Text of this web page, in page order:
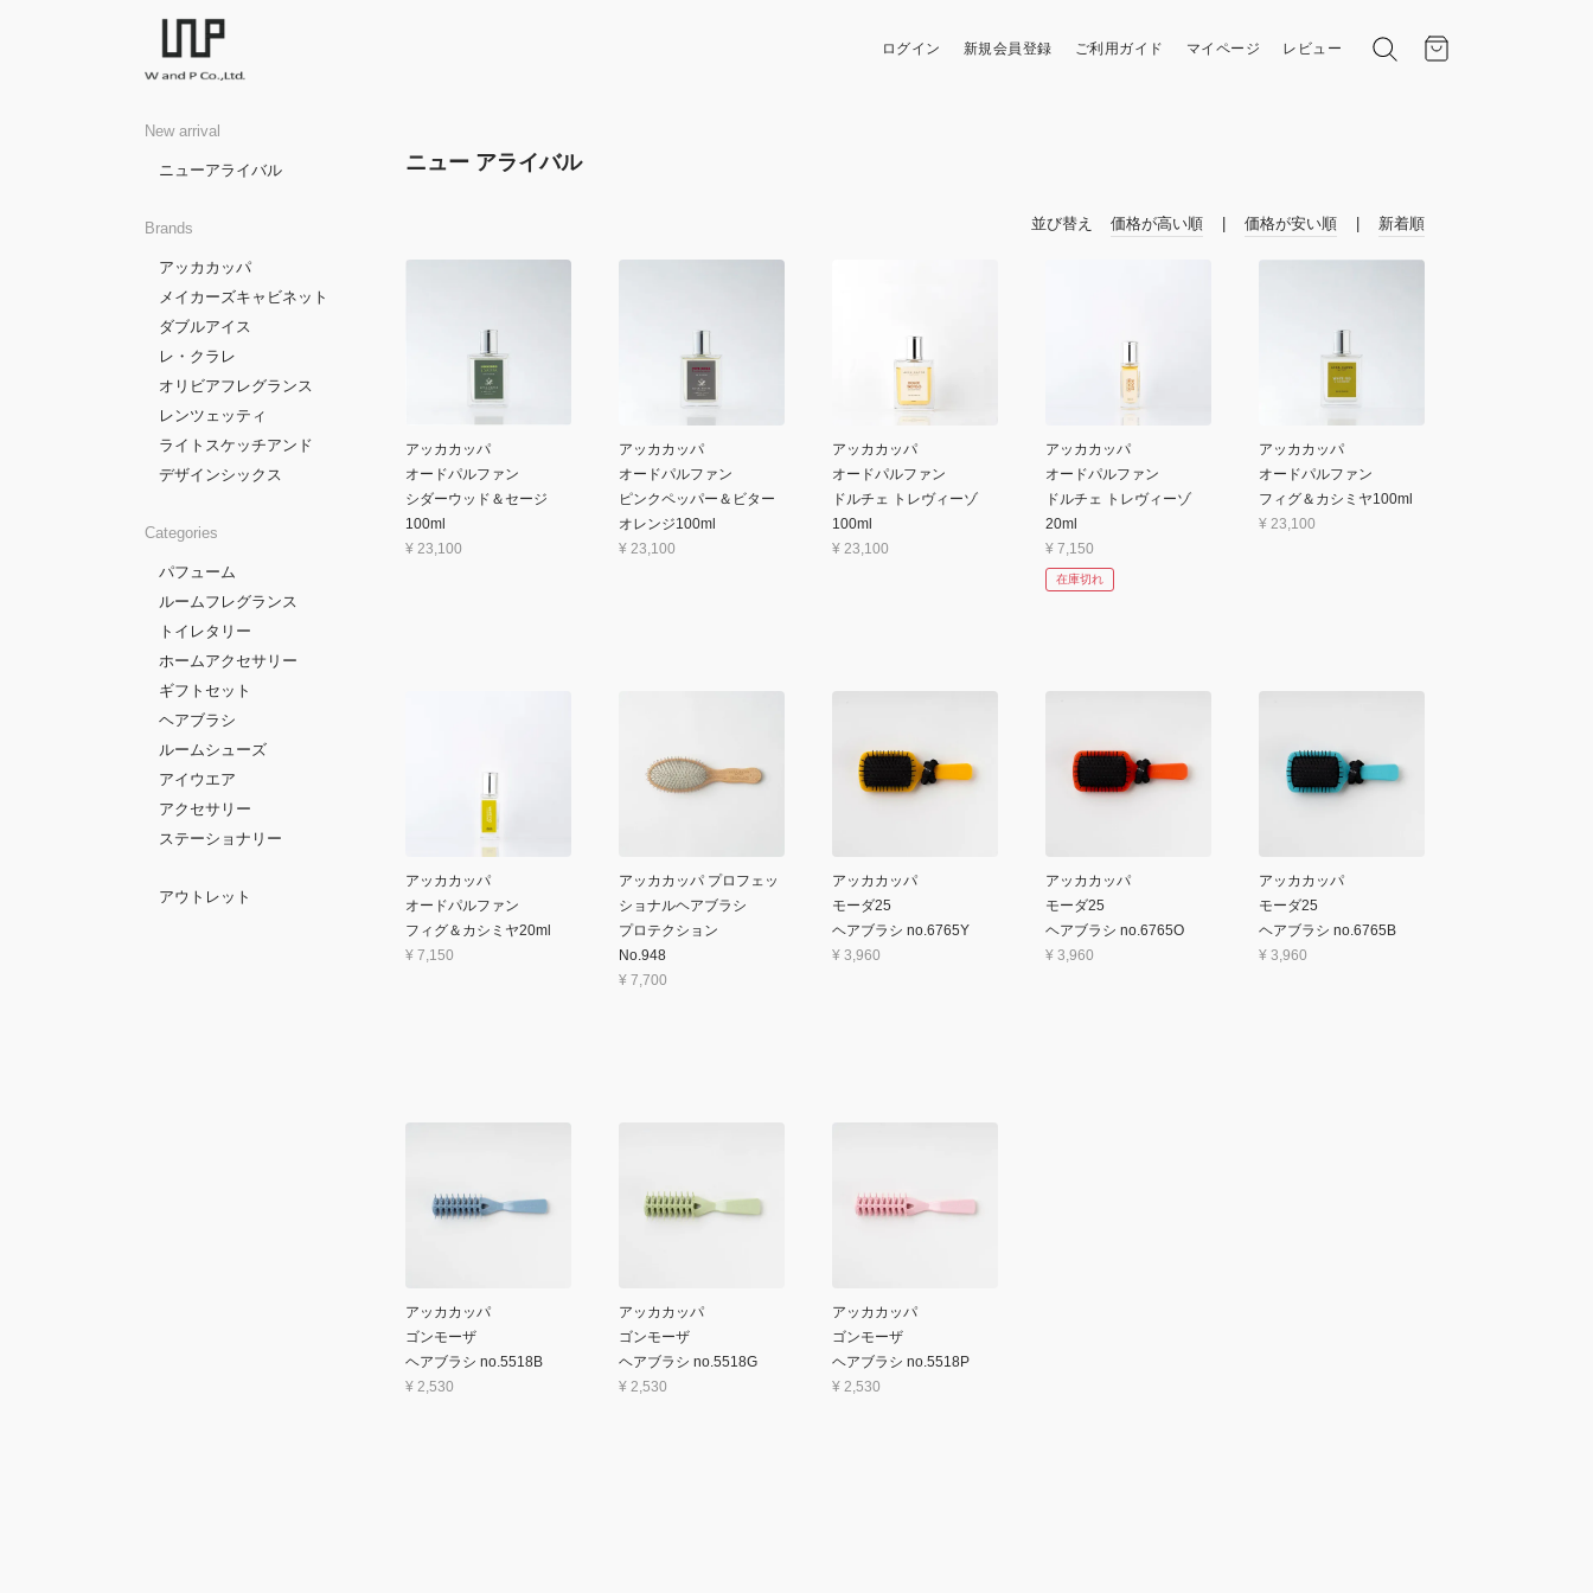
ログイン 新規会員登録 ご利用ガイド マイページ レビュー
New arrival
ニューアライバル
Brands
アッカカッパ
メイカーズキャビネット
ダブルアイス
レ・クラレ
オリビアフレグランス
レンツェッティ
ライトスケッチアンド
デザインシックス
Categories
パフューム
ルームフレグランス
トイレタリー
ホームアクセサリー
ギフトセット
ヘアブラシ
ルームシューズ
アイウエア
アクセサリー
ステーショナリー
アウトレット
ニュー アライバル
並び替え 価格が高い順 価格が安い順 新着順
アッカカッパ
オードパルファン
シダーウッド＆セージ
100ml
¥ 23,100
アッカカッパ
オードパルファン
ピンクペッパー＆ビター
オレンジ100ml
¥ 23,100
アッカカッパ
オードパルファン
ドルチェ トレヴィーゾ
100ml
¥ 23,100
アッカカッパ
オードパルファン
ドルチェ トレヴィーゾ
20ml
¥ 7,150
在庫切れ
アッカカッパ
オードパルファン
フィグ＆カシミヤ100ml
¥ 23,100
アッカカッパ
オードパルファン
フィグ＆カシミヤ20ml
¥ 7,150
アッカカッパ プロフェッ
ショナルヘアブラシ
プロテクション
No.948
¥ 7,700
アッカカッパ
モーダ25
ヘアブラシ no.6765Y
¥ 3,960
アッカカッパ
モーダ25
ヘアブラシ no.6765O
¥ 3,960
アッカカッパ
モーダ25
ヘアブラシ no.6765B
¥ 3,960
アッカカッパ
ゴンモーザ
ヘアブラシ no.5518B
¥ 2,530
アッカカッパ
ゴンモーザ
ヘアブラシ no.5518G
¥ 2,530
アッカカッパ
ゴンモーザ
ヘアブラシ no.5518P
¥ 2,530